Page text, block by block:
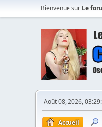
Bienvenue sur Le
Août 08, 2026,
Accueil